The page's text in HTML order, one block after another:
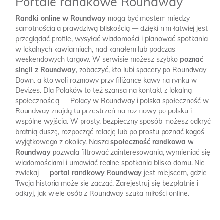
Randki online w Roundway mogą być mostem między
samotnością a prawdziwą bliskością — dzięki nim łatwiej jest
przeglądać profile, wysyłać wiadomości i planować spotkania
w lokalnych kawiarniach, nad kanałem lub podczas
weekendowych targów. W serwisie możesz szybko poznać
singli z Roundway, zobaczyć, kto lubi spacery po Roundway
Down, a kto woli rozmowy przy filiżance kawy na rynku w
Devizes. Dla Polaków to też szansa na kontakt z lokalną
społecznością — Polacy w Roundway i polska społeczność w
Roundway znajdą tu przestrzeń na rozmowy po polsku i
wspólne wyjścia. W prosty, bezpieczny sposób możesz odkryć
bratnią duszę, rozpocząć relację lub po prostu poznać kogoś
wyjątkowego z okolicy. Nasza społeczność randkowa w
Roundway pozwala filtrować zainteresowania, wymieniać się
wiadomościami i umawiać realne spotkania blisko domu. Nie
zwlekaj — portal randkowy Roundway jest miejscem, gdzie
Twoja historia może się zacząć. Zarejestruj się bezpłatnie i
odkryj, jak wiele osób z Roundway szuka miłości online.